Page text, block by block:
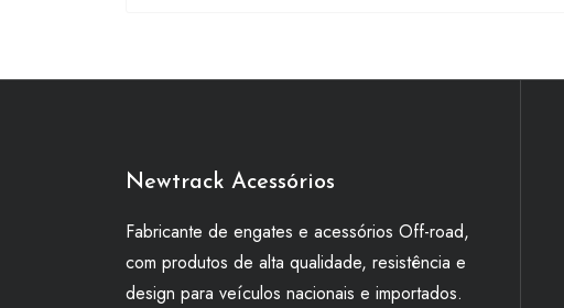
Newtrack Acessórios
Fabricante de engates e acessórios Off-road,
com produtos de alta qualidade, resistência e
design para veículos nacionais e importados.